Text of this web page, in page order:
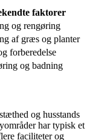
faktorer
og rengøring
af græs og planter
forberedelse
og badning
og husstands
har typisk et
faciliteter og